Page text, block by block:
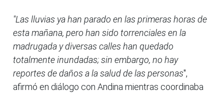
"Las lluvias ya han parado en las primeras horas de
esta mañana, pero han sido torrenciales en la
madrugada y diversas calles han quedado
totalmente inundadas; sin embargo, no hay
reportes de daños a la salud de las personas",
afirmó en diálogo con Andina mientras coordinaba